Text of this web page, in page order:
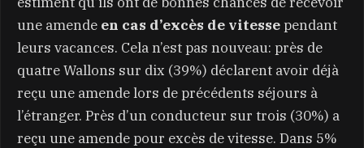
une amende en cas d’excès de vitessependant
leurs vacances. Cela n’est pas nouveau: près de
quatre Wallons sur dix (39%) déclarent avoir déjà
reçu une amende lors de précédents séjours à
l’étranger. Près d’un conducteur sur trois (30%) a
reçu une amende pour excès de vitesse. Dans 5%